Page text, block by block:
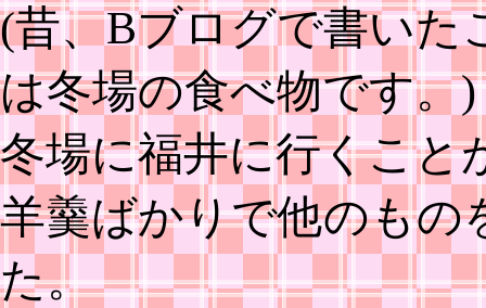
(昔、Bブログで書いた
は冬場の食べ物です。)
冬場に福井に行くこと
羊羹ばかりで他のもの
た。